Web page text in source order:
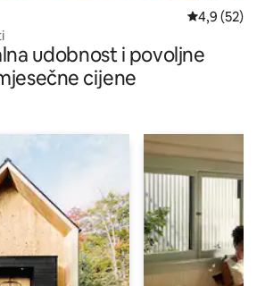
Prosječna
4,9 (52)
udobnost i povoljne
cijene